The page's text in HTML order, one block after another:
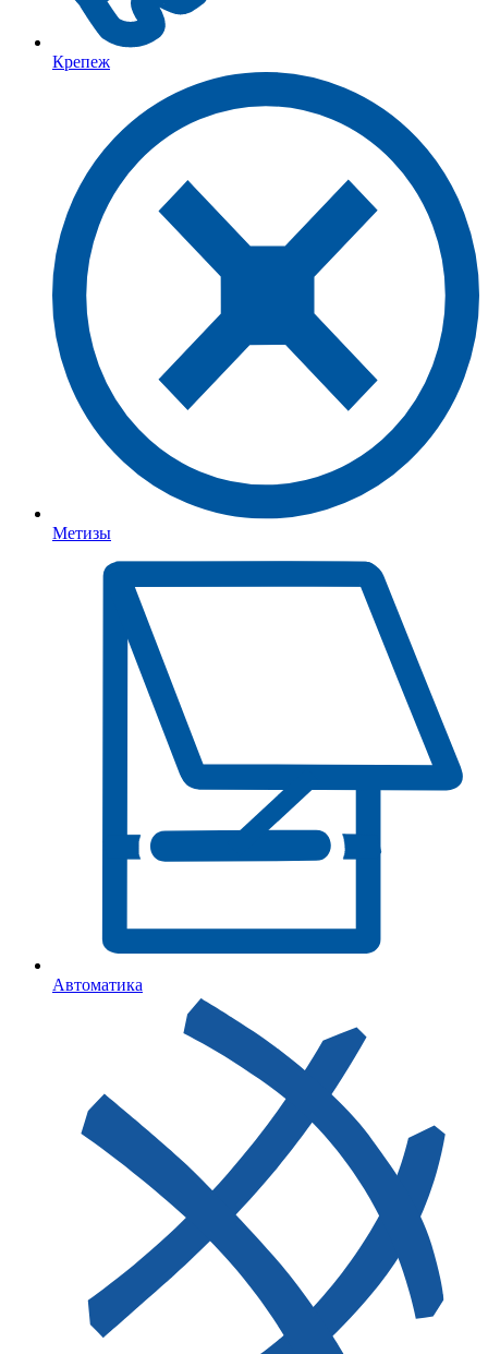
Крепеж
Метизы
Автоматика